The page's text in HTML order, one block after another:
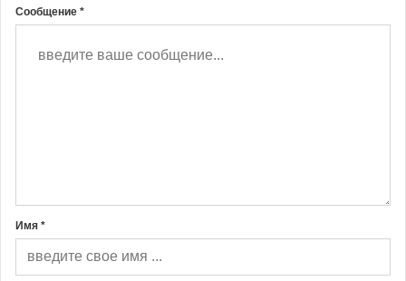
Сообщение *
Имя *